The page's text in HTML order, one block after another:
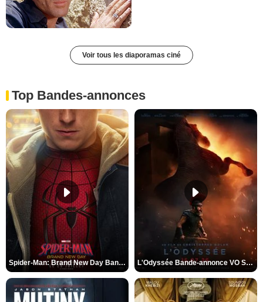
Voir tous les diaporamas ciné
Top Bandes-annonces
Spider-Man: Brand New Day Bande-annonce VO STFR L'Odyssée Bande-annonce VO STFR